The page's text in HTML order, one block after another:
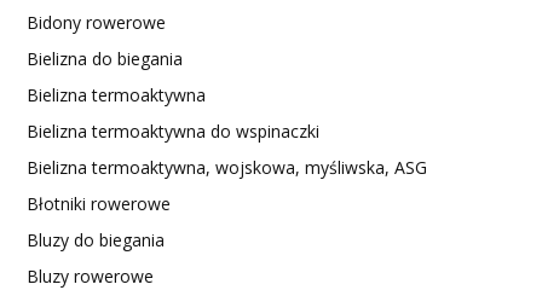
Bidony rowerowe
Bielizna do biegania
Bielizna termoaktywna
Bielizna termoaktywna do wspinaczki
Bielizna termoaktywna, wojskowa, myśliwska, ASG
Błotniki rowerowe
Bluzy do biegania
Bluzy rowerowe